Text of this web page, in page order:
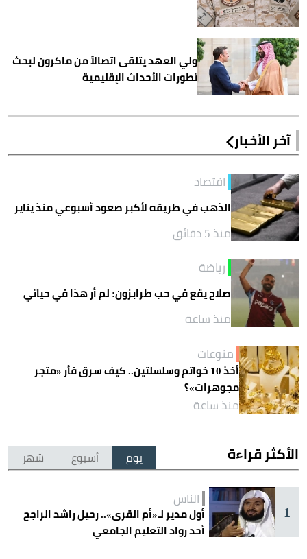
ولي العهد يتلقى اتصالاً من ماكرون لبحث
تطورات الأحداث الإقليمية
آخر الأخبار
اقتصاد
الذهب في طريقه لأكبر صعود أسبوعي منذ يناير
منذ 5 دقائق
رياضة
صلاح يقع في حب طرابزون: لم أر هذا في حياتي
منذ ساعة
منوعات
أخذ 10 خواتم وسلسلتين.. كيف سرق فأر «متجر
مجوهرات»؟
منذ ساعة
الأكثر قراءة يوم أسبوع شهر
1
الناس
أول مدير لـ«أم القرى».. رحيل راشد الراجح
أحد رواد التعليم الجامعي